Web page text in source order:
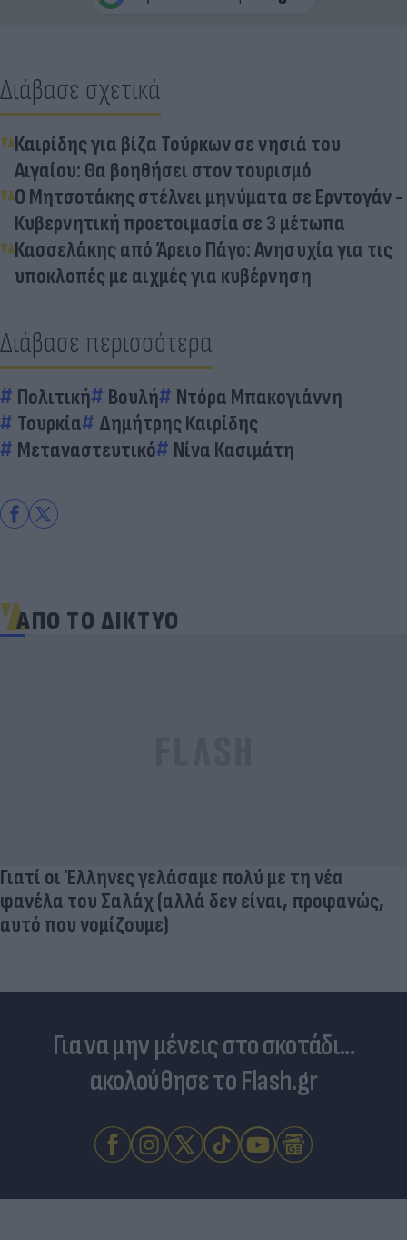
Διάβασε σχετικά
Καιρίδης για βίζα Τούρκων σε νησιά του
Αιγαίου: Θα βοηθήσει στον τουρισμό
Ο Μητσοτάκης στέλνει μηνύματα σε Ερντογάν -
Κυβερνητική προετοιμασία σε 3 μέτωπα
Κασσελάκης από Άρειο Πάγο: Ανησυχία για τις
υποκλοπές με αιχμές για κυβέρνηση
Διάβασε περισσότερα
Πολιτική Βουλή
Ντόρα Μπακογιάννη
Τουρκία
Δημήτρης Καιρίδης
Μεταναστευτικό
Νίνα Κασιμάτη
ΑΠΟ ΤΟ ΔΙΚΤΥΟ
Γιατί οι Έλληνες γελάσαμε πολύ με τη νέα
φανέλα του Σαλάχ (αλλά δεν είναι, προφανώς,
αυτό που νομίζουμε)
Για να μην μένεις στο σκοτάδι...
ακολούθησε το Flash.gr